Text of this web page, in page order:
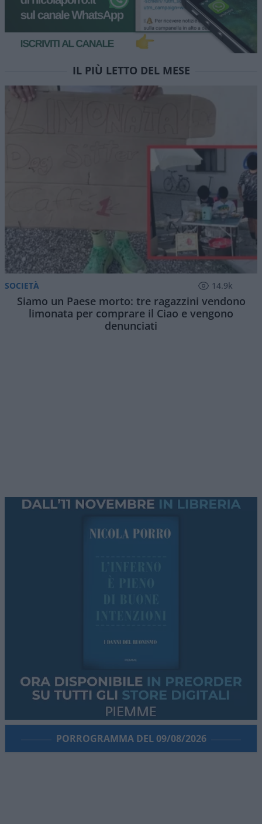
IL PIÙ LETTO DEL MESE
SOCIETÀ 14.9k
Siamo un Paese morto: tre ragazzini vendono
limonata per comprare il Ciao e vengono
denunciati
PORROGRAMMA DEL 09/08/2026